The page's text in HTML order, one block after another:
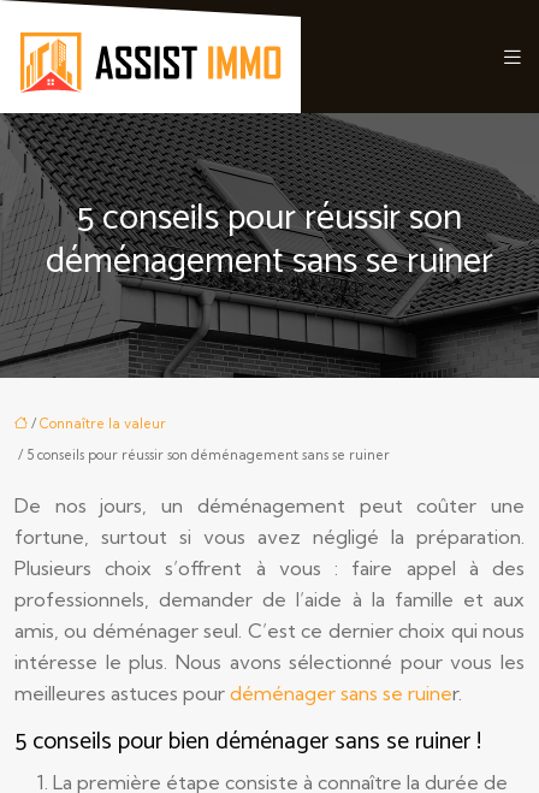
5 conseils pour réussir son
déménagement sans se ruiner
/ Connaître la valeur
/ 5 conseils pour réussir son déménagement sans se ruiner
De nos jours, un déménagement peut coûter une
fortune, surtout si vous avez négligé la préparation.
Plusieurs choix s’offrent à vous : faire appel à des
professionnels, demander de l’aide à la famille et aux
amis, ou déménager seul. C’est ce dernier choix qui nous
intéresse le plus. Nous avons sélectionné pour vous les
meilleures astuces pour déménager sans se ruiner.
5 conseils pour bien déménager sans se ruiner !
La première étape consiste à connaître la durée de